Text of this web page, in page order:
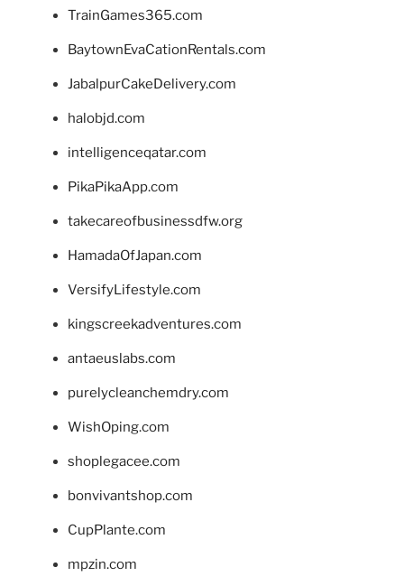
TrainGames365.com
BaytownEvaCationRentals.com
JabalpurCakeDelivery.com
halobjd.com
intelligenceqatar.com
PikaPikaApp.com
takecareofbusinessdfw.org
HamadaOfJapan.com
VersifyLifestyle.com
kingscreekadventures.com
antaeuslabs.com
purelycleanchemdry.com
WishOping.com
shoplegacee.com
bonvivantshop.com
CupPlante.com
mpzin.com